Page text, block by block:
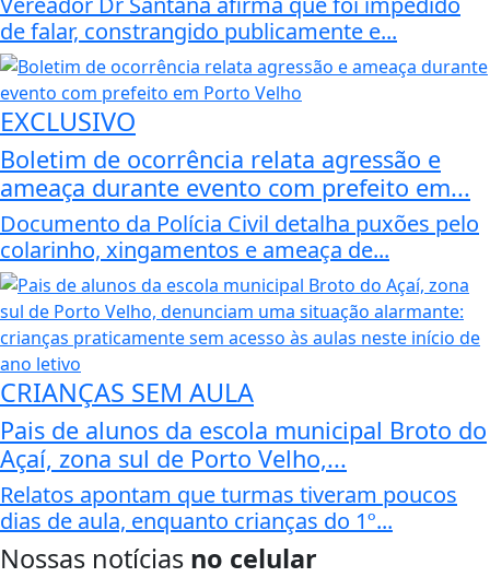
de falar, constrangido publicamente e...
EXCLUSIVO
Boletim de ocorrência relata agressão e
ameaça durante evento com prefeito em...
Documento da Polícia Civil detalha puxões pelo
colarinho, xingamentos e ameaça de...
CRIANÇAS SEM AULA
Pais de alunos da escola municipal Broto do
Açaí, zona sul de Porto Velho,...
Relatos apontam que turmas tiveram poucos
dias de aula, enquanto crianças do 1º...
Nossas notícias no celular